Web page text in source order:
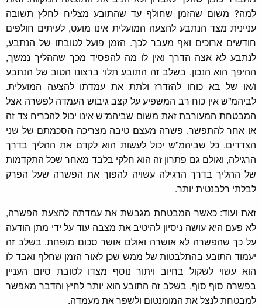
למה? משום שהזמן שחולף עד שהתובע מצליח לחלץ תשובה
עניינית מצד הנתבע להצעה המועלית אינו מועט, לעיתים חולפים
חודשים ארוכים ואף מעבר לכך. הזמן פועל לטובתו של הנתבע,
לנתבע לא אצה הדרך ואין לו מה להפסיד מכך שההליך נמשך,
ההיפך הוא הנכון. בשלב זה התובע תלוי ברצונו הטוב של הנתבע
ו/או של בא כוחו להזדרז ולתת את עמדתו להצעה המועלית.
לביהמ”ש אין כוח רב המשפיע על קצב גיבוש העמדה לפשרה אצל
המבטחת המעורבת זאת משום שביהמ”ש אינו יכול להכריח צד זה
או אחר להתפשר. פשרה מעצם טיבה מצריכה הסכמתם של שני
הצדדים. כל שביהמ”ש יכול לעשות הוא לקדם את ההליך בדרך
הרגילה, ואולם גם פתרון זה הוא חלקי בלבד מאחר שכל התקדמות
של ההליך בדרך הרגילה עשויה להפוך את הפשרה שעל הפרק
לבלתי רלבנטית יותר.
זאת ועוד: כאשר המבטחת מגבשת את עמדתה להצעת הפשרה,
לא פעם היא עושה ניסיון להיטיב את מצבה עוד על ידי מתן הודעה
על כך שהפשרה לא אושרה ואולם אושר סכום מופחת. בשלב זה
יעמוד התובע בהתלבטות של ממש שכן לאור הזמן שחלף ואבד לו
הוא עשוי לשקול בחיוב ויתור נוסף מצדו לטובת סיום העניין
בפשרה סוף סוף. בשלב זה התובע הוא יותר לחיץ והדבר מאפשר
למבטחת לנצל את המומנטום ולשפר את מעמדה.